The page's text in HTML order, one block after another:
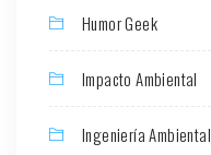
Humor Geek
Impacto Ambiental
Ingeniería Ambiental